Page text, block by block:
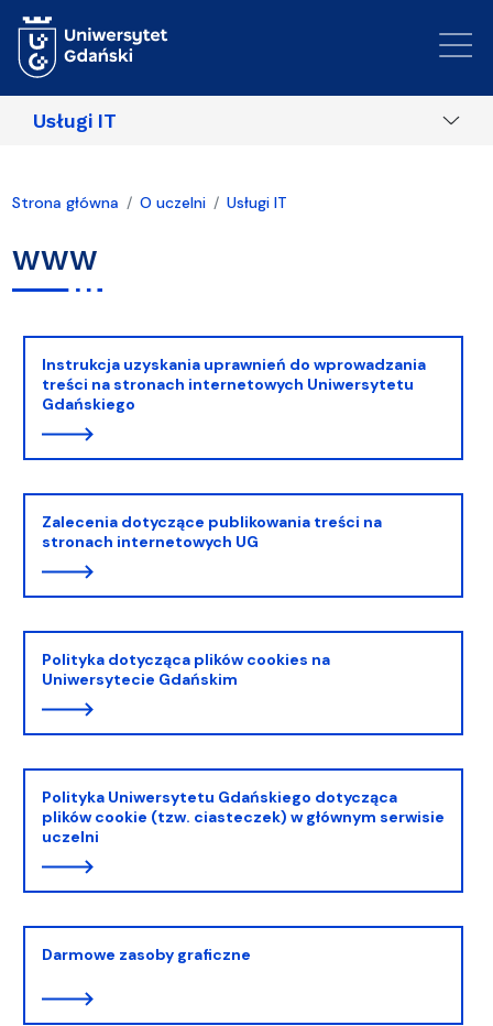
Usługi IT
Strona główna O uczelni Usługi IT
WWW
Instrukcja uzyskania uprawnień do wprowadzania
treści na stronach internetowych Uniwersytetu
Gdańskiego
Zalecenia dotyczące publikowania treści na
stronach internetowych UG
Polityka dotycząca plików cookies na
Uniwersytecie Gdańskim
Polityka Uniwersytetu Gdańskiego dotycząca
plików cookie (tzw. ciasteczek) w głównym serwisie
uczelni
Darmowe zasoby graficzne